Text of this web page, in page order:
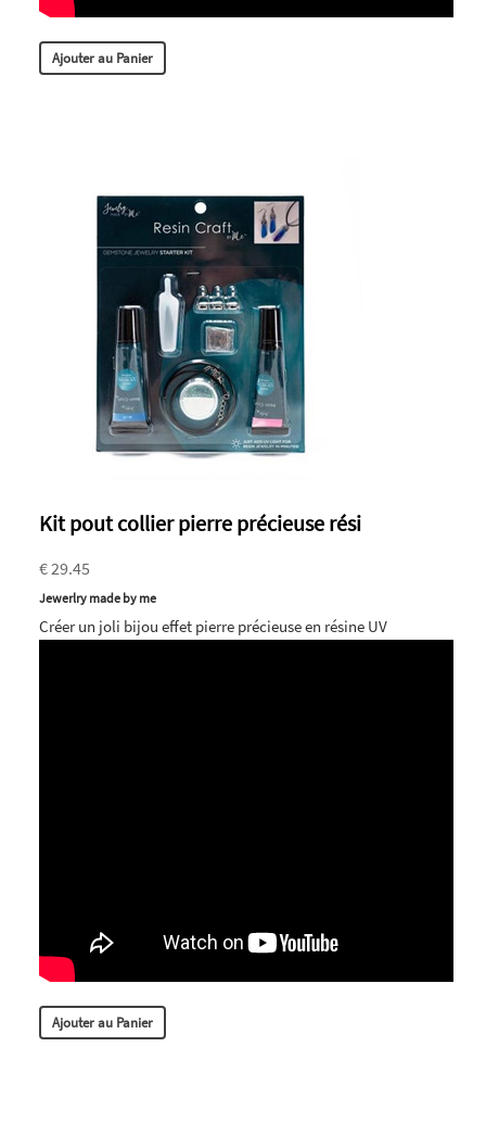
Ajouter au Panier
Kit pout collier pierre précieuse rési
€ 29.45
Jewerlry made by me
Créer un joli bijou effet pierre précieuse en résine UV
Ajouter au Panier